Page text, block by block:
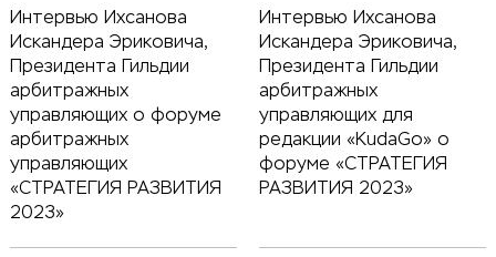
Интервью Ихсанова
Искандера Эриковича,
Президента Гильдии
арбитражных
управляющих о форуме
арбитражных
управляющих
«СТРАТЕГИЯ РАЗВИТИЯ
2023»
Интервью Ихсанова
Искандера Эриковича,
Президента Гильдии
арбитражных
управляющих для
редакции «KudaGo» о
форуме «СТРАТЕГИЯ
РАЗВИТИЯ 2023»